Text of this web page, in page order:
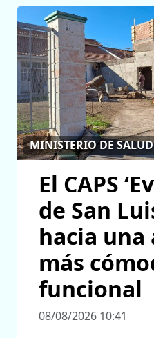
MINISTERIO DE SALUD
El CAPS
de San
hacia
más
funcional
08/08/2026 10:41